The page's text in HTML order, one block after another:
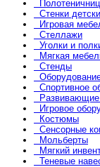
Стенки
Игровая
Стеллажи
Уголки и
Мягкая
Стенды
Спортивное
Игровое
Костюмы
Сенсорные
Мольберты
Мягкий
Теневые